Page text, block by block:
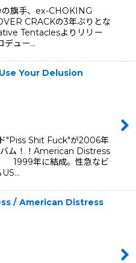
の旗手、ex-CHOKING
CRACKの3年ぶりとな
Tentaclesよりリリー
デュー…
Your Delusion
"Piss Shit Fuck"が2006年
バム！！American Distress
1999年に結成。性急なビ
US…
/ American Distress